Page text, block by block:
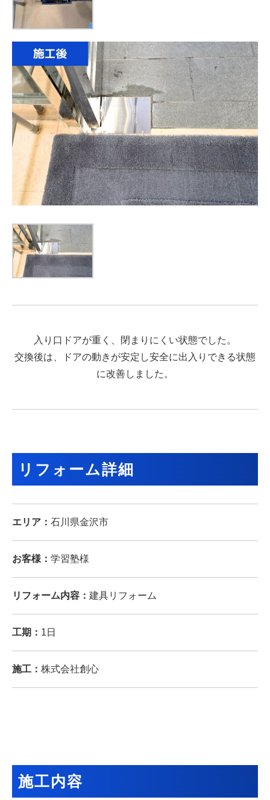
入り口ドアが重く、閉まりにくい状態でした。
交換後は、ドアの動きが安定し安全に出入りできる状態
に改善しました。
リフォーム詳細
エリア： 石川県金沢市
お客様： 学習塾様
リフォーム内容： 建具リフォーム
工期： 1日
施工： 株式会社創心
施工内容